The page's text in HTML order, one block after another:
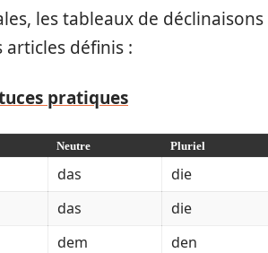
les tableaux de déclinaisons
définis :
pratiques
Neutre Pluriel
das
die
das
die
dem
den